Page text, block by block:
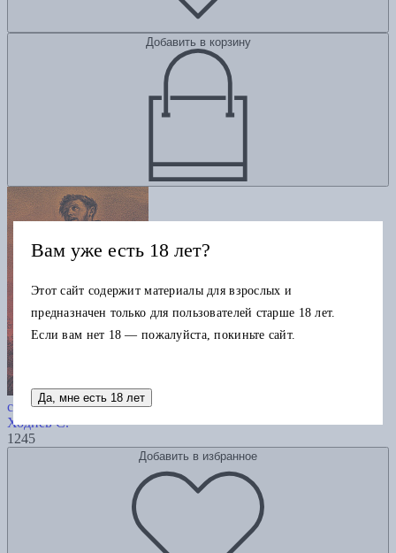
Добавить в корзину
создали мир, в котором мы живем
Ходнев С.
1245
Добавить в избранное
Вам уже есть 18 лет?
Этот сайт содержит материалы для взрослых и
предназначен только для пользователей старше 18 лет.
Если вам нет 18 — пожалуйста, покиньте сайт.
Да, мне есть 18 лет